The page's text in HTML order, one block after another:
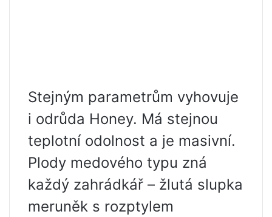
Stejným parametrům vyhovuje
i odrůda Honey. Má stejnou
teplotní odolnost a je masivní.
Plody medového typu zná
každý zahrádkář – žlutá slupka
meruněk s rozptylem